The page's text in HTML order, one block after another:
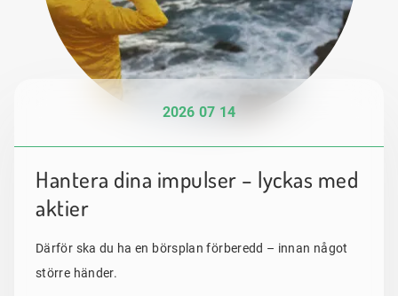
2026 07 14
Hantera dina impulser – lyckas med
aktier
Därför ska du ha en börsplan förberedd – innan något
större händer.